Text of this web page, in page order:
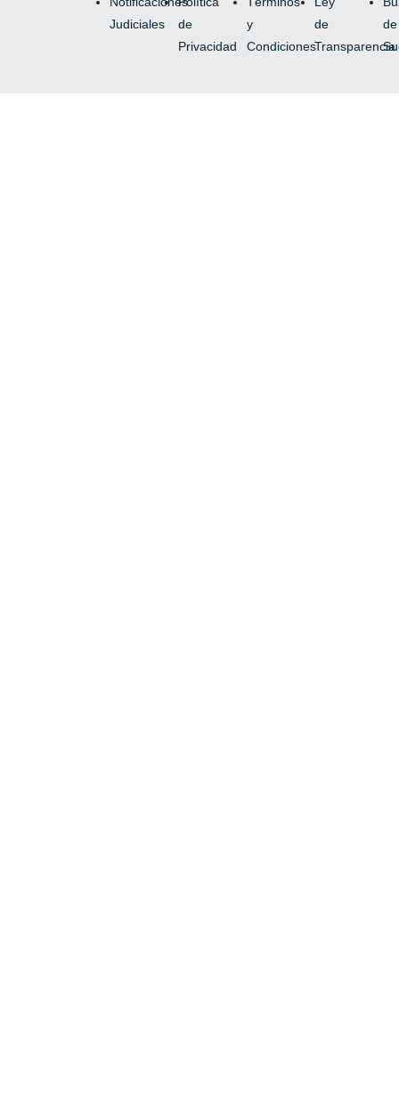
Judiciales
de
Privacidad
y
Condiciones
de
Transparencia
de